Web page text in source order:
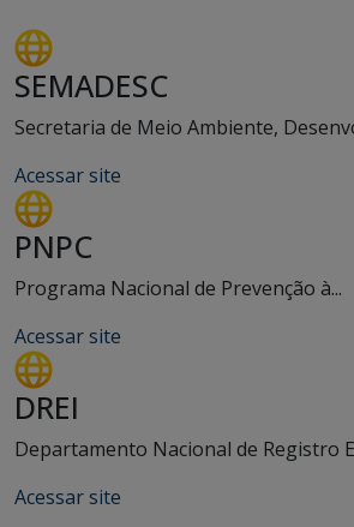
SEMADESC
Secretaria de Meio Ambiente,
Acessar site
PNPC
Programa Nacional de Prevenção à...
Acessar site
DREI
Departamento Nacional de Registro
Acessar site